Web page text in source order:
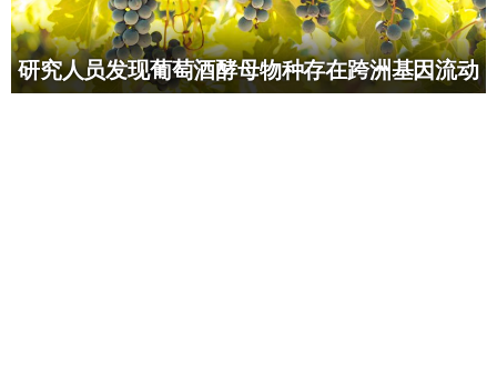
研究人员发现葡萄酒酵母物种存在跨洲基因流动